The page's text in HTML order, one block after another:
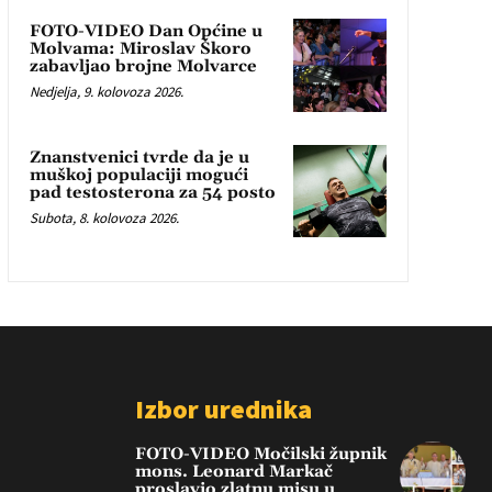
FOTO-VIDEO Dan Općine u
Molvama: Miroslav Škoro
zabavljao brojne Molvarce
Nedjelja, 9. kolovoza 2026.
Znanstvenici tvrde da je u
muškoj populaciji mogući
pad testosterona za 54 posto
Subota, 8. kolovoza 2026.
Izbor urednika
FOTO-VIDEO Močilski župnik
mons. Leonard Markač